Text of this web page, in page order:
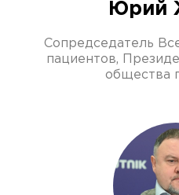
Юрий
Сопредседатель
пациентов,
общества